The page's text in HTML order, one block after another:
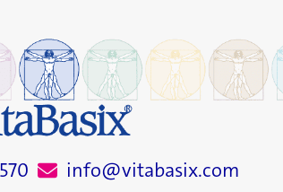
info@vitabasix.com